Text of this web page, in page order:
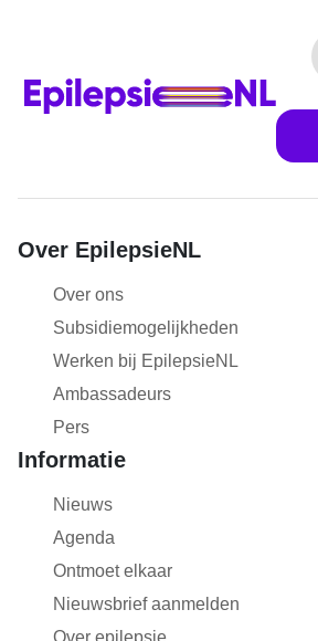
Over EpilepsieNL
Over ons
Subsidiemogelijkheden
Werken bij EpilepsieNL
Ambassadeurs
Pers
Informatie
Nieuws
Agenda
Ontmoet elkaar
Nieuwsbrief aanmelden